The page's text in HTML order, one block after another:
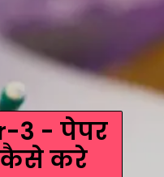
3 - पेपर
कैसे करे